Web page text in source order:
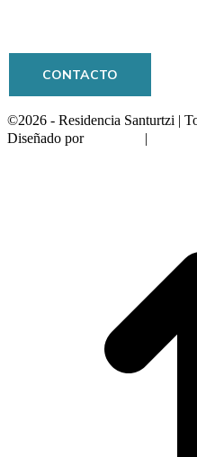
CONTACTO
©2026 - Residencia Santurtzi |
Diseñado por
|